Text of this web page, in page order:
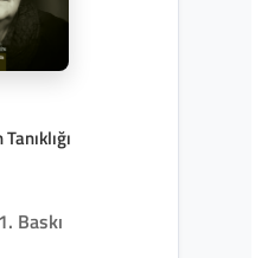
1. Baskı